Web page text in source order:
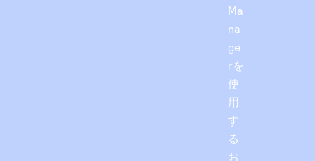
Ma
na
ge
rを
使
用
す
る
お